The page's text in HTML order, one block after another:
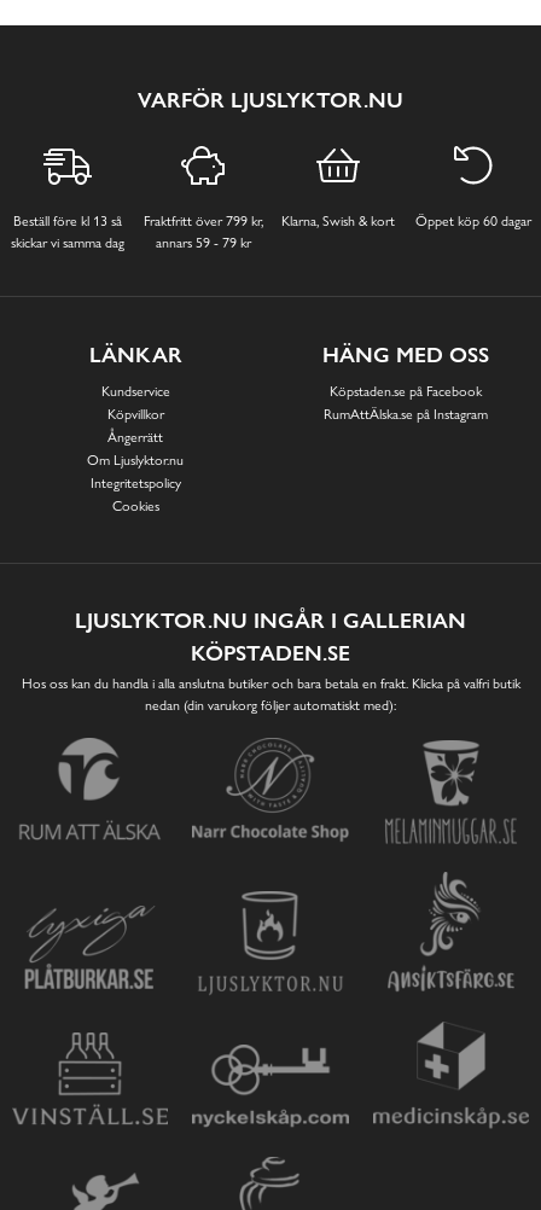
VARFÖR LJUSLYKTOR.NU
Beställ före kl 13 så
skickar vi samma dag
Fraktfritt över 799 kr,
annars 59 - 79 kr
Klarna, Swish & kort Öppet köp 60 dagar
LÄNKAR
Kundservice
Köpvillkor
Ångerrätt
Om Ljuslyktor.nu
Integritetspolicy
Cookies
HÄNG MED OSS
Köpstaden.se på Facebook
RumAttÄlska.se på Instagram
LJUSLYKTOR.NU INGÅR I GALLERIAN
KÖPSTADEN.SE
Hos oss kan du handla i alla anslutna butiker och bara betala en frakt. Klicka på valfri butik
nedan (din varukorg följer automatiskt med):